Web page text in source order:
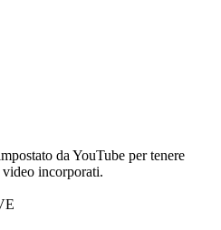
da YouTube per tenere
incorporati.